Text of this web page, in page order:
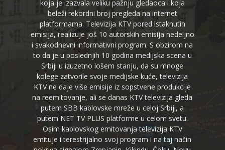
koja je izazvala veliku pažnju gledaoca i koja
beleži rekordni broj pregleda na internet
platformama. Televizija KTV pored istaknutih
emisija, realizuje još 10 autorskih emisija nedeljno
i svakodnevni informativni program. S obzirom na
to da je u poslednjih 10 godina medijska scena u
Srbiji u izuzetno lošem stanju, da su mnoge
kolege zatvorile svoje medijske kuće, televizija
KTV ne daje više emisije iz sopstvene produkcije
na reemitovanje, ali se danas KTV televizija gleda
putem SBB kablovske mreže u celoj Srbiji, a
putem NET TV PLUS platforme u celom svetu.
Osim kablovskog emitovanja televizija KTV
emituje i terestrijalno svoj program i na taj način